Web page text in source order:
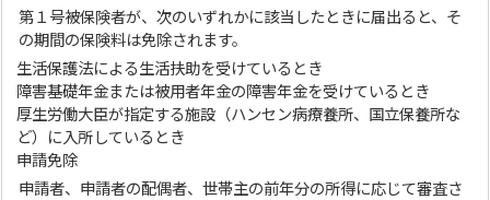
第１号被保険者が、次のいずれかに該当したときに届出ると、そ
の期間の保険料は免除されます。
生活保護法による生活扶助を受けているとき
障害基礎年金または被用者年金の障害年金を受けているとき
厚生労働大臣が指定する施設（ハンセン病療養所、国立保養所な
ど）に入所しているとき
申請免除
申請者、申請者の配偶者、世帯主の前年分の所得に応じて審査さ